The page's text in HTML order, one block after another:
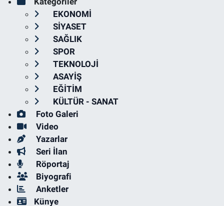
EKONOMİ
SİYASET
SAĞLIK
SPOR
TEKNOLOJİ
ASAYİŞ
EĞİTİM
KÜLTÜR - SANAT
Foto Galeri
Video
Yazarlar
Seri İlan
Röportaj
Biyografi
Anketler
Künye